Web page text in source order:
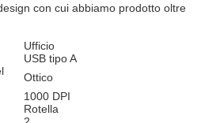
con cui abbiamo prodotto oltre
Ufficio
USB tipo A
Ottico
1000 DPI
Rotella